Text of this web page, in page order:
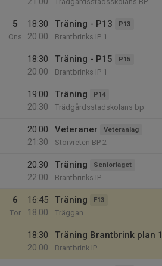
5
Ons
18:30
20:00
Träning - P13 P13
Brantbrinks IP 1
18:30
20:00
Träning - P15 P15
Brantbrinks IP 1
19:00
20:30
Träning P14
Trädgårdsstadskolans bp
20:00
21:30
Veteraner Veteranlag
Storvreten BP 2
20:30
22:00
Träning Seniorlaget
Brantbrinks IP
6
Tor
16:45
18:00
Träning F13
Träggan
18:30
20:00
Träning Brantbrink plan 1
Brantbrink IP